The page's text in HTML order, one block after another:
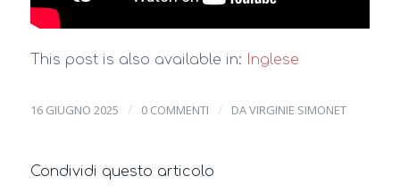
This post is also available in: Inglese
16 GIUGNO 2025 / 0 COMMENTI / DAVIRGINIE SIMONET
Condividi questo articolo